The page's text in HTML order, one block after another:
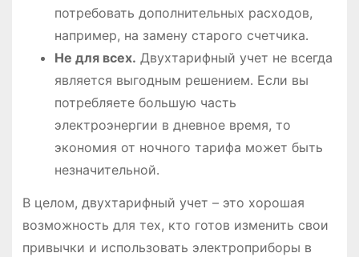
потребовать дополнительных расходов,
например, на замену старого счетчика․
Не для всех․ Двухтарифный учет не всегда
является выгодным решением․ Если вы
потребляете большую часть
электроэнергии в дневное время, то
экономия от ночного тарифа может быть
незначительной․
В целом, двухтарифный учет – это хорошая
возможность для тех, кто готов изменить свои
привычки и использовать электроприборы в